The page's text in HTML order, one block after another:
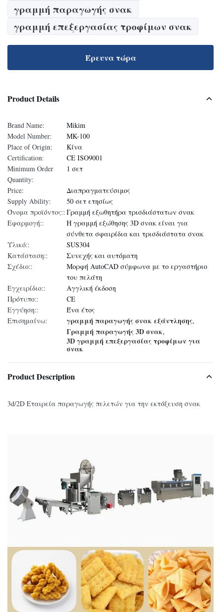
γραμμή παραγωγής σνακ
γραμμή επεξεργασίας τροφίμων σνακ
Έρευνα τώρα
Product Details
Brand Name:
Mikim
Model Number:
MK-100
Place of Origin:
Κίνα
Certification:
CE ISO9001
Minimum Order
Quantity:
1 σετ
Price:
Διαπραγματεύσιμος
Supply Ability:
50 σετ ετησίως
Όνομα προϊόντος:: Γραμμή εξωθητήρα τρισδιάστατων σνακ
Εφαρμογή::
Η γραμμή εξώθησης 3D σνακ είναι για
σύνθετα σφαιρίδια και τρισδιάστατα σνακ
Υλικό::
SUS304
Κατάσταση::
Συνεχής και αυτόματη
Σχέδιο::
Μορφή AutoCAD σύμφωνα με το εργαστήριο
του πελάτη
Εγχειρίδιο::
Αγγλική έκδοση
Πρότυπο::
CE
Εγγύηση::
Ένα έτος
Επισημαίνω:
γραμμή παραγωγής σνακ εξάντλησης,
Γραμμή παραγωγής 3D σνακ,
3D γραμμή επεξεργασίας τροφίμων για
σνακ
Product Description
3d/2D Εταιρεία παραγωγής πελετών για την εκτόξευση σνακ